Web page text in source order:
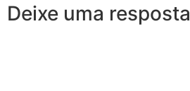
Deixe uma resposta